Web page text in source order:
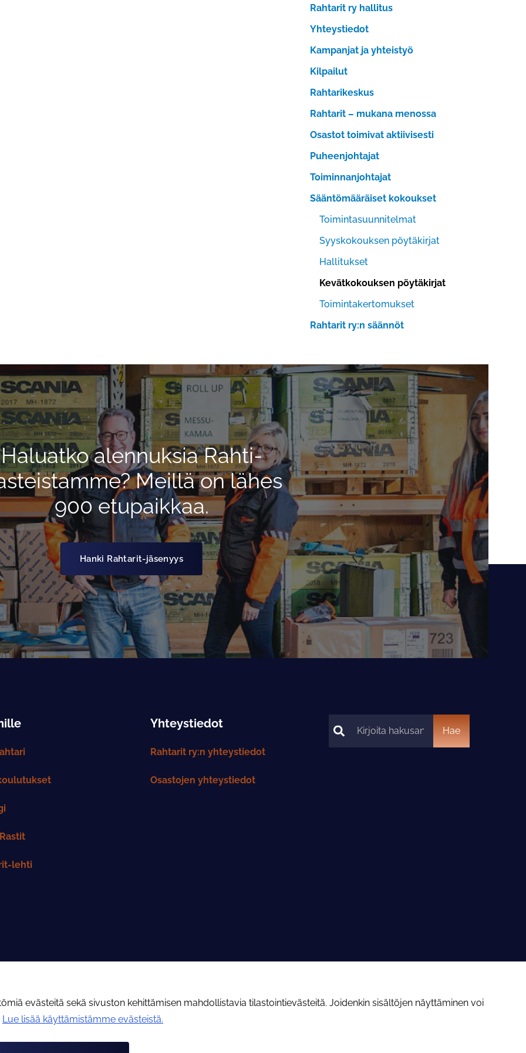
evästeitä sekä sivuston kehittämisen mahdollistavia tilastointievästeitä. Joidenkin sisältöjen näyttäminen voi
Lue lisää käyttämistämme evästeistä.​​​​​​
Rahtarit ry hallitus
Yhteystiedot
Kampanjat ja yhteistyö
Kilpailut
Rahtarikeskus
Rahtarit – mukana menossa
Osastot toimivat aktiivisesti
Puheenjohtajat
Toiminnanjohtajat
Sääntömääräiset kokoukset
Toimintasuunnitelmat
Syyskokouksen pöytäkirjat
Hallitukset
Kevätkokouksen pöytäkirjat
Toimintakertomukset
Rahtarit ry:n säännöt
Haluatko alennuksia Rahti-
Meillä on lähes
900 etupaikkaa.
Hanki Rahtarit-jäsenyys
lehti
Yhteystiedot
Rahtarit ry:n yhteystiedot
Osastojen yhteystiedot
Hae